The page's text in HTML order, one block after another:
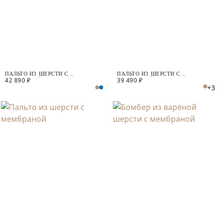
ПАЛЬТО ИЗ ШЕРСТИ С
МЕМБРАНОЙ
42 890 ₽
ПАЛЬТО ИЗ ШЕРСТИ С
МЕМБРАНОЙ
39 490 ₽
+3